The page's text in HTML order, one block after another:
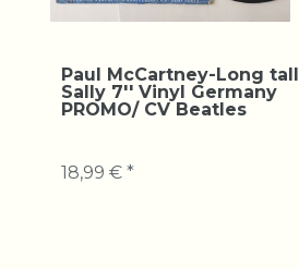
Paul McCartney-Long tall
Sally 7'' Vinyl Germany
PROMO/ CV Beatles
18,99 € *